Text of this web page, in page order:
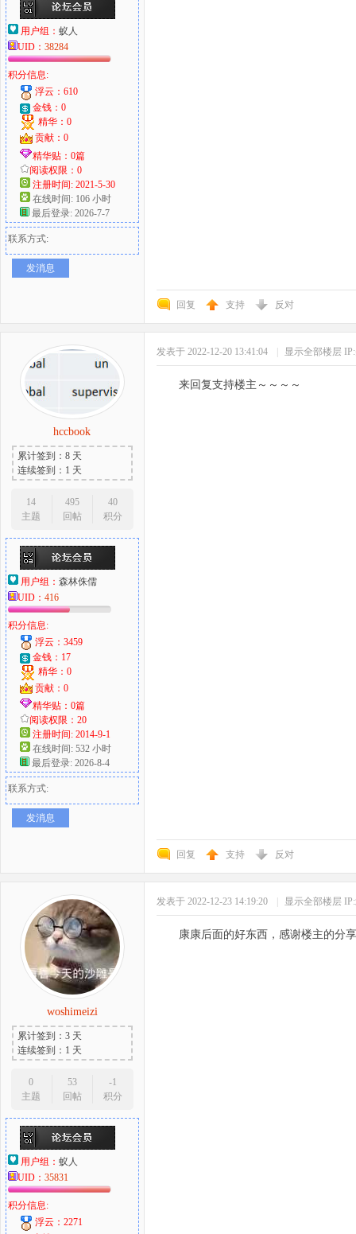
用户组： 蚁人
UID： 38284
积分信息:
浮云：610
金钱：0
精华：0
贡献：0
精华贴：0篇
阅读权限：0
注册时间: 2021-5-30
在线时间: 106 小时
最后登录: 2026-7-7
联系方式:
发消息
回复 支持 反对
hccbook
累计签到：8 天
连续签到：1 天
14
主题
495
回帖
40
积分
用户组： 森林侏儒
UID： 416
积分信息:
浮云：3459
金钱：17
精华：0
贡献：0
精华贴：0篇
阅读权限：20
注册时间: 2014-9-1
在线时间: 532 小时
最后登录: 2026-8-4
联系方式:
发消息
发表于 2022-12-20 13:41:04 显示全部楼层
来回复支持楼主～～～～
回复 支持 反对
woshimeizi
累计签到：3 天
连续签到：1 天
0
主题
53
回帖
-1
积分
用户组： 蚁人
UID： 35831
积分信息:
浮云：2271
发表于 2022-12-23 14:19:20 显示全部楼层
康康后面的好东西，感谢楼主的分享